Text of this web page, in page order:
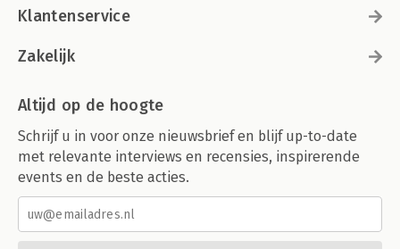
Klantenservice
Zakelijk
Altijd op de hoogte
Schrijf u in voor onze nieuwsbrief en blijf up-to-date
met relevante interviews en recensies, inspirerende
events en de beste acties.